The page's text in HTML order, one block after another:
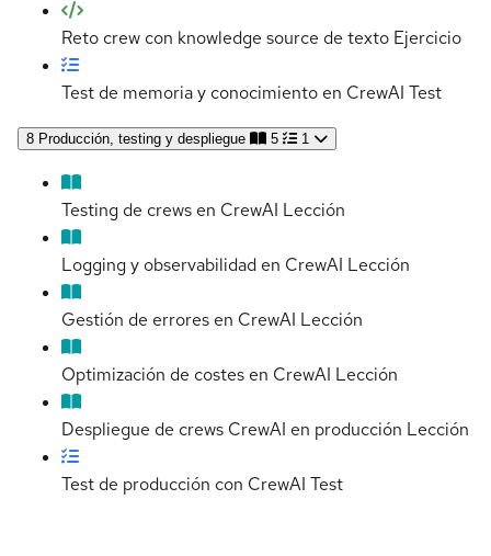
Reto crew con knowledge source de texto Ejercicio
Test de memoria y conocimiento en CrewAI Test
8 Producción, testing y despliegue 5 1
Testing de crews en CrewAI Lección
Logging y observabilidad en CrewAI Lección
Gestión de errores en CrewAI Lección
Optimización de costes en CrewAI Lección
Despliegue de crews CrewAI en producción Lección
Test de producción con CrewAI Test